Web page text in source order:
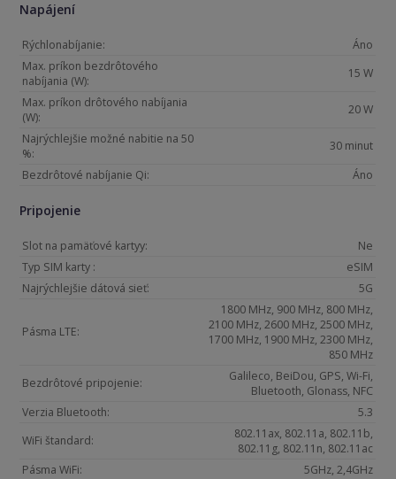
Napájení
Rýchlonabíjanie:
Áno
Max. príkon bezdrôtového
nabíjania (W):
15 W
Max. príkon drôtového nabíjania
(W):
20 W
Najrýchlejšie možné nabitie na 50
%:
30 minut
Bezdrôtové nabíjanie Qi:
Áno
Pripojenie
Slot na pamäťové kartyy:
Ne
Typ SIM karty :
eSIM
Najrýchlejšie dátová sieť:
5G
Pásma LTE:
1800 MHz, 900 MHz, 800 MHz,
2100 MHz, 2600 MHz, 2500 MHz,
1700 MHz, 1900 MHz, 2300 MHz,
850 MHz
Bezdrôtové pripojenie:
Galileco, BeiDou, GPS, Wi-Fi,
Bluetooth, Glonass, NFC
Verzia Bluetooth:
5.3
WiFi štandard:
802.11ax, 802.11a, 802.11b,
802.11g, 802.11n, 802.11ac
Pásma WiFi:
5GHz, 2,4GHz